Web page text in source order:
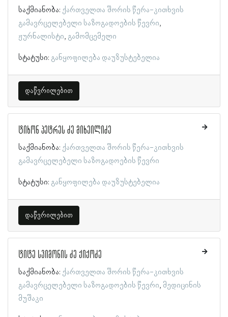
საქმიანობა: ქართველთა შორის წერა-კითხვის
გამავრცელებელი საზოგადოების წევრი
ჟურნალისტი გამომცემელი
სტატუსი: განყოფილება დაუზუსტებელია
დაწვრილებით
ტიხონ პეტრეს ძე მიხეილიძე
საქმიანობა: ქართველთა შორის წერა-კითხვის
გამავრცელებელი საზოგადოების წევრი
სტატუსი: განყოფილება დაუზუსტებელია
დაწვრილებით
ტიტე სვიმონის ძე ქიქოძე
საქმიანობა: ქართველთა შორის წერა-კითხვის
გამავრცელებელი საზოგადოების წევრი მედიცინის
მუშაკი